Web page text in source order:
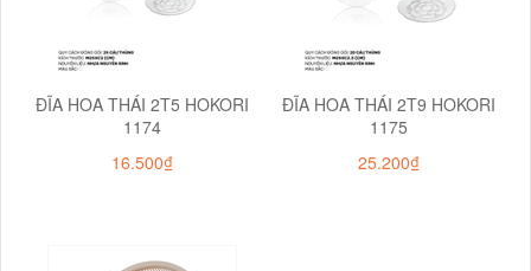
ĐĨA HOA THÁI 2T5 HOKORI
1174
16.500₫
ĐĨA HOA THÁI 2T9 HOKORI
1175
25.200₫